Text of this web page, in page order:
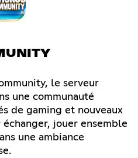
le serveur
une communauté
de gaming et nouveaux
jouer ensemble
une ambiance